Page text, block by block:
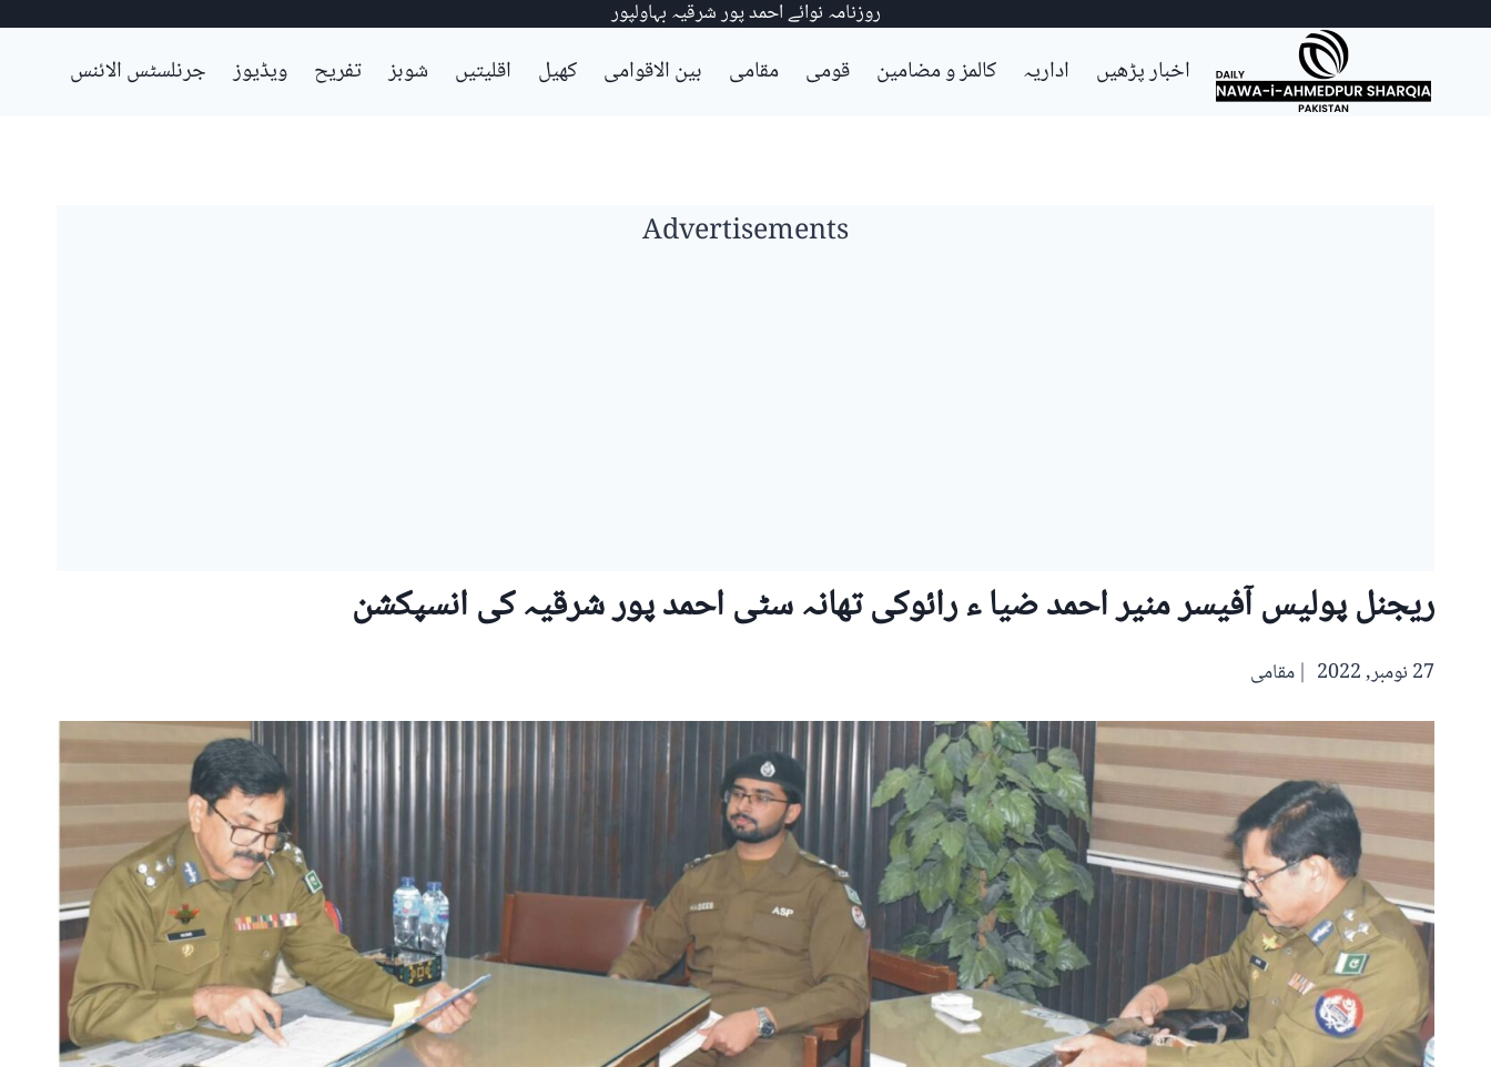
Skip
روزنامہ نوائے احمد پور شرقیہ بہاولپور
اخبار پڑھیں اداریہ کالمز و مضامین قومی مقامی بین الاقوامی کھیل اقلیتیں شوبز تفریح ویڈیوز جرنلسٹس الائنس
Advertisements
ریجنل پولیس آفیسر منیر احمد ضیا ء رائوکی تھانہ سٹی احمد پور شرقیہ کی انسپکشن
27 نومبر, 2022 مقامی